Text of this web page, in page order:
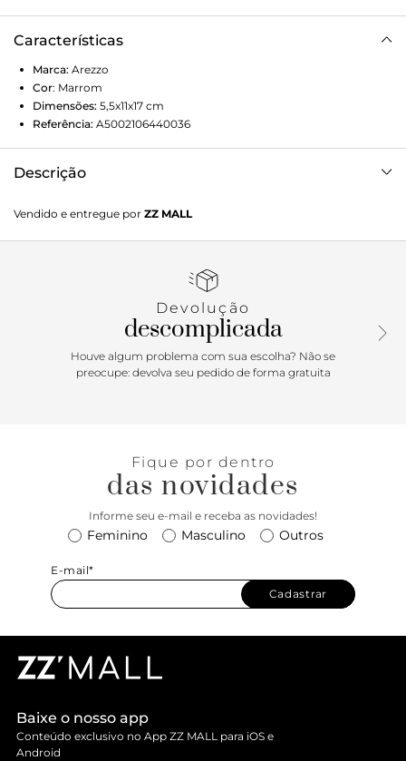
Características
Marca: Arezzo
Cor: Marrom
Dimensões: 5,5x11x17 cm
Referência: A5002106440036
Descrição
formato estruturado e quadrado, laterais arredondadas e
capas tramadas. Traz alça lateral em tira removível, presa
com imã interno e detalhe geométrico e vazado.
Vendido e entregue por ZZ MALL
Devolução
descomplicada
Houve algum problema com sua escolha? Não se
preocupe: devolva seu pedido de forma gratuita
Fique por dentro
das novidades
Informe seu e-mail e receba as novidades!
Feminino Masculino Outros
E-mail*
Cadastrar
Baixe o nosso app
Conteúdo exclusivo no App ZZ MALL para iOS e
Android